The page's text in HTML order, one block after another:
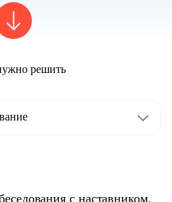
решить
с наставником.